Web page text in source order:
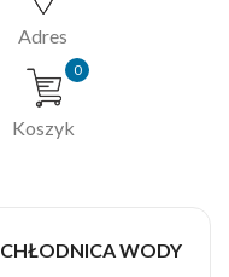
Adres
0
Koszyk
WODY